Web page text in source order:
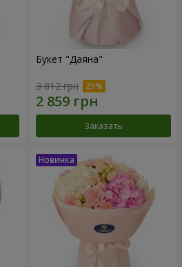
Букет "Даяна"
3 812 грн
Заказать